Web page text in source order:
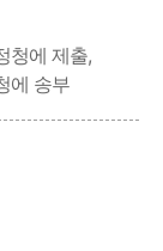
청에 제출,
에 송부